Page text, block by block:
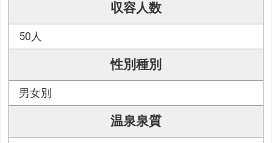
収容人数
50人
性別種別
男女別
温泉泉質